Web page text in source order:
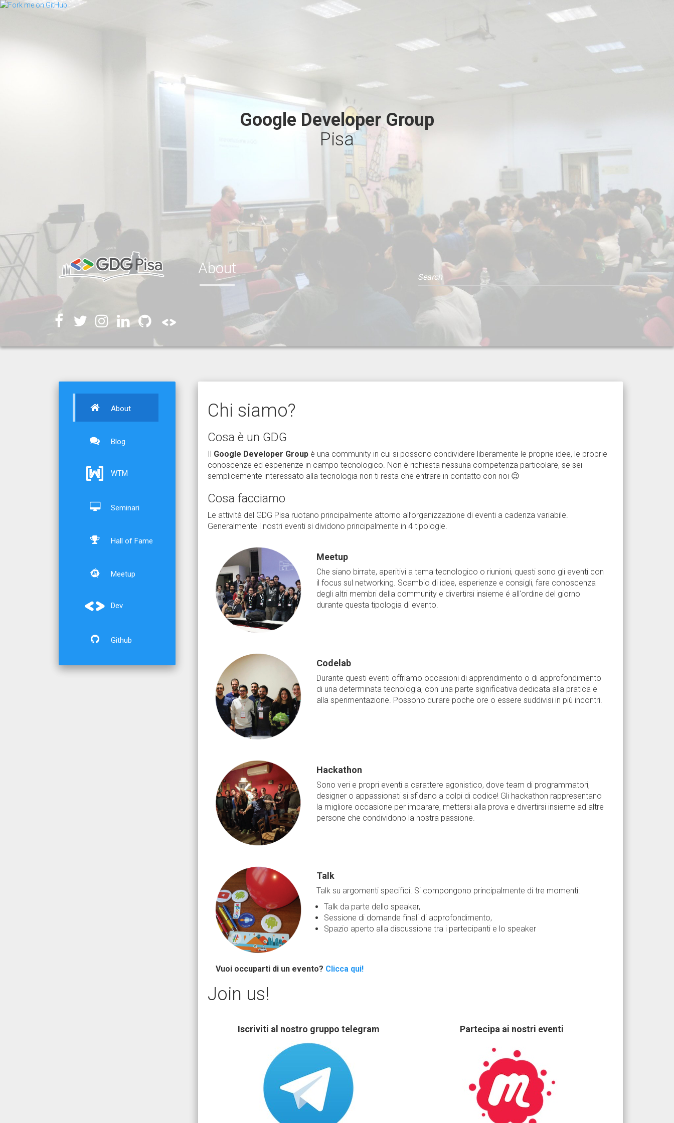
Google Developer Group
Pisa
About
About
Blog
WTM
Seminari
Hall of Fame
Meetup
Dev
Github
Chi siamo?
Cosa è un GDG
Il Google Developer Groupè una community in cui si possono condividere liberamente le proprie idee, le proprie
conoscenze ed esperienze in campo tecnologico. Non è richiesta nessuna competenza particolare, se sei
semplicemente interessato alla tecnologia non ti resta che entrare in contatto con noi 😉
Cosa facciamo
Le attività del GDG Pisa ruotano principalmente attorno all’organizzazione di eventi a cadenza variabile.
Generalmente i nostri eventi si dividono principalmente in 4 tipologie.
Meetup
Che siano birrate, aperitivi a tema tecnologico o riunioni, questi sono gli eventi con
il focus sul networking. Scambio di idee, esperienze e consigli, fare conoscenza
degli altri membri della community e divertirsi insieme é all'ordine del giorno
durante questa tipologia di evento.
Codelab
Durante questi eventi offriamo occasioni di apprendimento o di approfondimento
di una determinata tecnologia, con una parte significativa dedicata alla pratica e
alla sperimentazione. Possono durare poche ore o essere suddivisi in più incontri.
Hackathon
Sono veri e propri eventi a carattere agonistico, dove team di programmatori,
designer o appassionati si sfidano a colpi di codice! Gli hackathon rappresentano
la migliore occasione per imparare, mettersi alla prova e divertirsi insieme ad altre
persone che condividono la nostra passione.
Talk
Talk su argomenti specifici. Si compongono principalmente di tre momenti:
Talk da parte dello speaker,
Sessione di domande finali di approfondimento,
Spazio aperto alla discussione tra i partecipanti e lo speaker
Vuoi occuparti di un evento? Clicca qui!
Join us!
Iscriviti al nostro gruppo telegram Partecipa ai nostri eventi